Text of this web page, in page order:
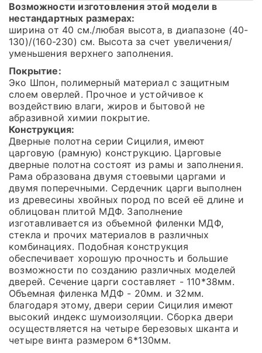
Возможности изготовления этой модели в
нестандартных размерах:
ширина от 40 см./любая высота, в диапазоне (40-
130)/(160-230) см. Высота за счет увеличения/
уменьшения верхнего заполнения.
Покрытие:
Эко Шпон, полимерный материал с защитным
слоем оверлей. Прочное и устойчивое к
воздействию влаги, жиров и бытовой не
абразивной химии покрытие.
Конструкция:
Дверные полотна серии Сицилия, имеют
царговую (рамную) конструкцию. Царговые
дверные полотна состоят из рамы и заполнения.
Рама образована двумя стоевыми царгами и
двумя поперечными. Сердечник царги выполнен
из древесины хвойных пород по всей её длине и
облицован плитой МДФ. Заполнение
изготавливается из объемной филенки МДФ,
стекла и прочих материалов в различных
комбинациях. Подобная конструкция
обеспечивает хорошую прочность и большие
возможности по созданию различных моделей
дверей. Сечение царги составляет - 110*38мм.
Объемная филенка МДФ - 20мм. и 32мм.
благодаря этому, двери серии Сицилия имеют
высокий индекс шумоизоляции. Сборка двери
осуществляется на четыре березовых шканта и
четыре винта размером 6*130мм.